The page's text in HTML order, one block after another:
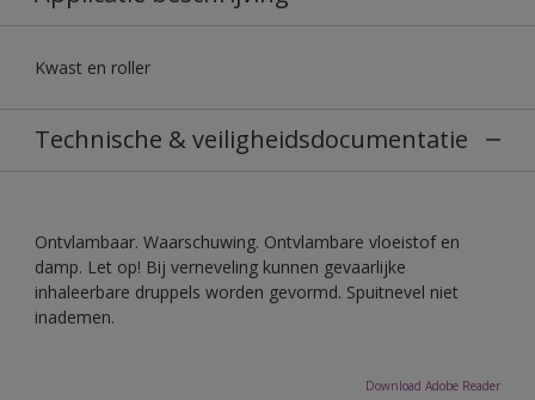
Kwast en roller
Technische & veiligheidsdocumentatie
Ontvlambaar. Waarschuwing. Ontvlambare vloeistof en
damp. Let op! Bij verneveling kunnen gevaarlijke
inhaleerbare druppels worden gevormd. Spuitnevel niet
inademen.
Download Adobe Reader